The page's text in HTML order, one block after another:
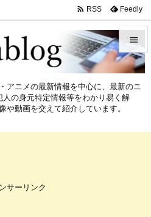



 RSS Feedly
ニメの最新情報を中心に、最新のニ
の身元特定情報等をわかり易く解
動画を交えて紹介しています。
サーリンク